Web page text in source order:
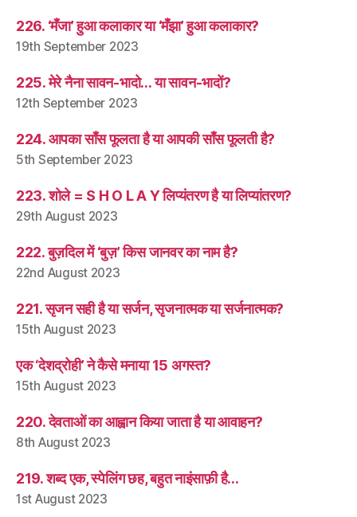
226. ‘मँजा’ हुआ कलाकार या ‘मँझा’ हुआ कलाकार?
19th September 2023
225. मेरे नैना सावन-भादो… या सावन-भादों?
12th September 2023
224. आपका साँस फूलता है या आपकी साँस फूलती है?
5th September 2023
223. शोले = S H O L A Y लिप्यंतरण है या लिप्यांतरण?
29th August 2023
222. बुज़दिल में ‘बुज़’ किस जानवर का नाम है?
22nd August 2023
221. सृजन सही है या सर्जन, सृजनात्मक या सर्जनात्मक?
15th August 2023
एक ‘देशद्रोही’ ने कैसे मनाया 15 अगस्त?
15th August 2023
220. देवताओं का आह्वान किया जाता है या आवाहन?
8th August 2023
219. शब्द एक, स्पेलिंग छह, बहुत नाइंसाफ़ी है…
1st August 2023